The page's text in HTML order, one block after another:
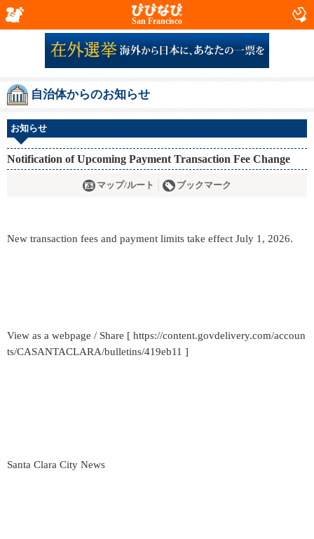
San Francisco
自治体からのお知らせ
お知らせ
Notification of Upcoming Payment Transaction Fee Change
マップ/ルート ブックマーク
New transaction fees and payment limits take effect July 1, 2026.
View as a webpage / Share [ https://content.govdelivery.com/accoun
ts/CASANTACLARA/bulletins/419eb11 ]
Santa Clara City News